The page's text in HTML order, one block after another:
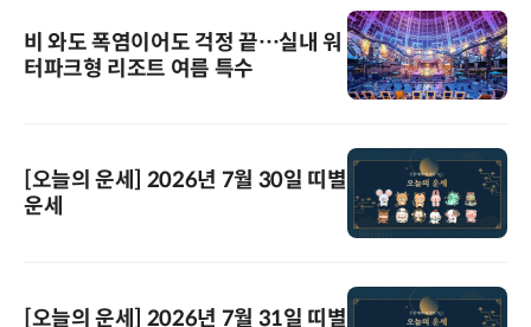
비 와도 폭염이어도 걱정 끝…실내 워
터파크형 리조트 여름 특수
[오늘의 운세] 2026년 7월 30일 띠별
운세
[오늘의 운세] 2026년 7월 31일 띠별